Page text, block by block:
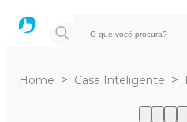
Home > Casa Inteligente >